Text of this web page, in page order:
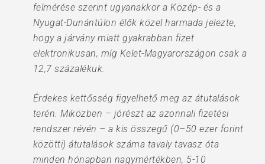
felmérése szerint ugyanakkor a Közép- és a
Nyugat-Dunántúlon élők közel harmada jelezte,
hogy a járvány miatt gyakrabban fizet
elektronikusan, míg Kelet-Magyarországon csak a
12,7 százalékuk.
Érdekes kettősség figyelhető meg az átutalások
terén. Miközben – jórészt az azonnali fizetési
rendszer révén – a kis összegű (0–50 ezer forint
közötti) átutalások száma tavaly tavasz óta
minden hónapban nagymértékben, 5-10